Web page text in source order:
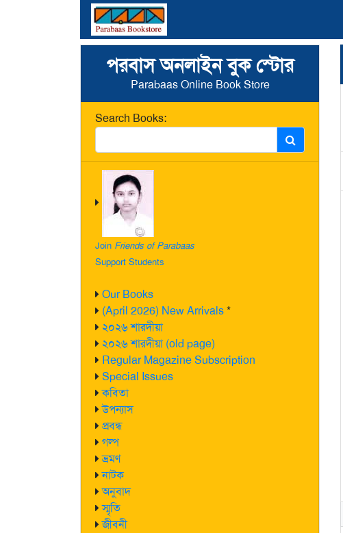
পরবাস অনলাইন বুক স্টোর
Parabaas Online Book Store
Search Books:
Join Friends of Parabaas
Support Students
Our Books
(April 2026) New Arrivals*
২০২৬ শারদীয়া
২০২৬ শারদীয়া (old page)
Regular Magazine Subscription
Special Issues
কবিতা
উপন্যাস
প্রবন্ধ
গল্প
ভ্রমণ
নাটক
অনুবাদ
স্মৃতি
জীবনী